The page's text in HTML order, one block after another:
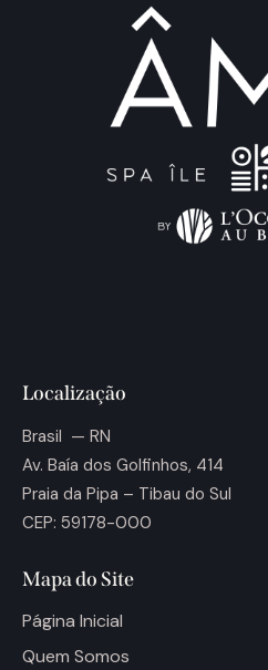
Localização
Brasil — RN
Av. Baía dos Golfinhos, 414
Praia da Pipa – Tibau do Sul
CEP: 59178-000
Mapa do Site
Página Inicial
Quem Somos